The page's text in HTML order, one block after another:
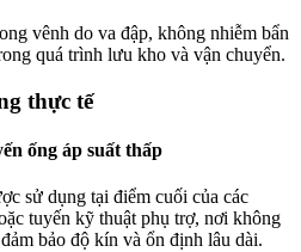
vênh do va đập, không nhiễm bẩn
quá trình lưu kho và vận chuyển.
thực tế
ống áp suất thấp
sử dụng tại điểm cuối của các
tuyến kỹ thuật phụ trợ, nơi không
bảo độ kín và ổn định lâu dài.